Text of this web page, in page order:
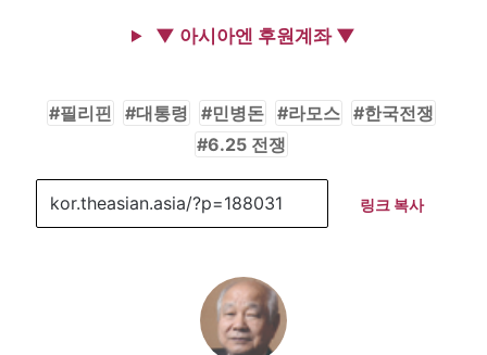
▼ 아시아엔 후원계좌 ▼
필리핀 대통령 민병돈 라모스
한국전쟁
6.25 전쟁
링크 복사